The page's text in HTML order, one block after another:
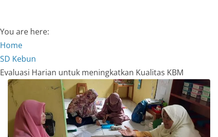
You are here:
Home
SD Kebun
Evaluasi Harian untuk meningkatkan Kualitas KBM